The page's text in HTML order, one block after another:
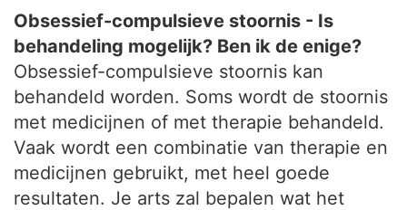
Obsessief-compulsieve stoornis - Is
behandeling mogelijk? Ben ik de enige?
Obsessief-compulsieve stoornis kan
behandeld worden. Soms wordt de stoornis
met medicijnen of met therapie behandeld.
Vaak wordt een combinatie van therapie en
medicijnen gebruikt, met heel goede
resultaten. Je arts zal bepalen wat het